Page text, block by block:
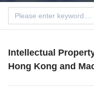
Intellectual
Hong Kong and